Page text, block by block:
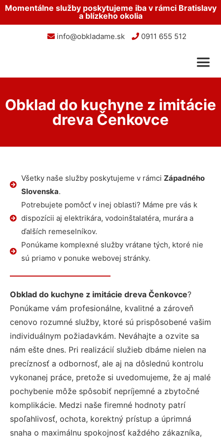
Momentálne služby poskytujeme iba v rámci Bratislavy
a blízkeho okolia
info@obkladame.sk 0911 655 512
Obklad do kuchyne z imitácie
dreva Čenkovce
Všetky naše služby poskytujeme v rámci Západného
Slovenska.
Potrebujete pomôcť v inej oblasti? Máme pre vás k
dispozícii aj elektrikára, vodoinštalatéra, murára a
ďalších remeselníkov.
Ponúkame komplexné služby vrátane tých, ktoré nie
sú priamo v ponuke webovej stránky.
Obklad do kuchyne z imitácie dreva Čenkovce?
Ponúkame vám profesionálne, kvalitné a zároveň
cenovo rozumné služby, ktoré sú prispôsobené vašim
individuálnym požiadavkám. Neváhajte a ozvite sa
nám ešte dnes. Pri realizácií služieb dbáme nielen na
precíznosť a odbornosť, ale aj na dôslednú kontrolu
vykonanej práce, pretože si uvedomujeme, že aj malé
pochybenie môže spôsobiť nepríjemné a zbytočné
komplikácie. Medzi naše firemné hodnoty patrí
spoľahlivosť, ochota, korektný prístup a úprimná
snaha o maximálnu spokojnosť každého zákazníka,